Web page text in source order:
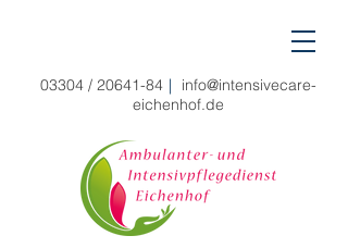
03304 /20641-84 |
info@intensivecare-
eichenhof.de